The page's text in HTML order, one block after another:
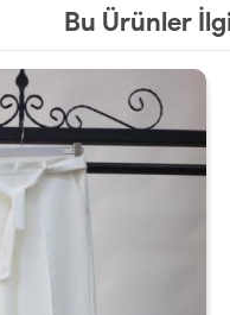
Bu Ürünler